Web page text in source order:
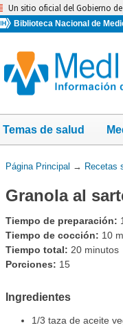
Un sitio oficial del Gobierno
Biblioteca Nacional de
Temas de salud
Usted
aquí:
Página Principal → Recetas
Granola al
Tiempo de preparación:
Tiempo de cocción: 10
Tiempo total: 20 minutos
Porciones: 15
Ingredientes
1/3 taza de aceite